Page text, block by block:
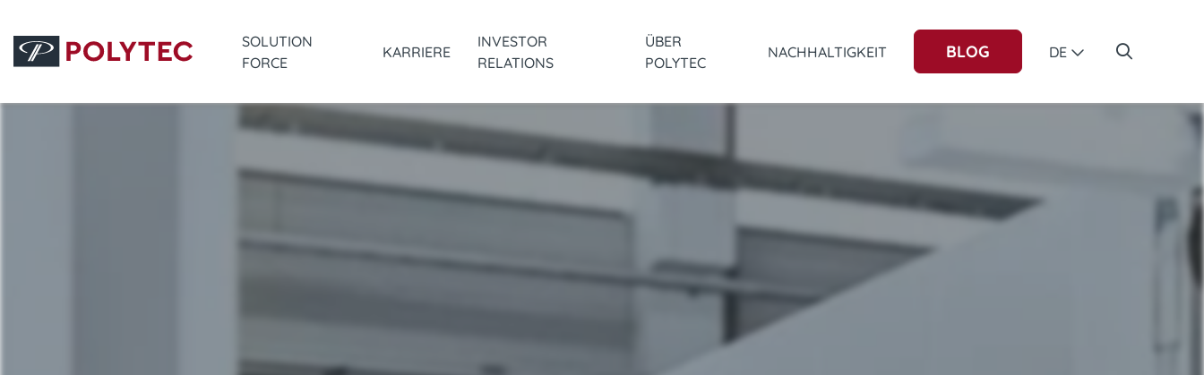
SOLUTION
FORCE
KARRIERE
INVESTOR
RELATIONS
ÜBER
POLYTEC
NACHHALTIGKEIT BLOG DE